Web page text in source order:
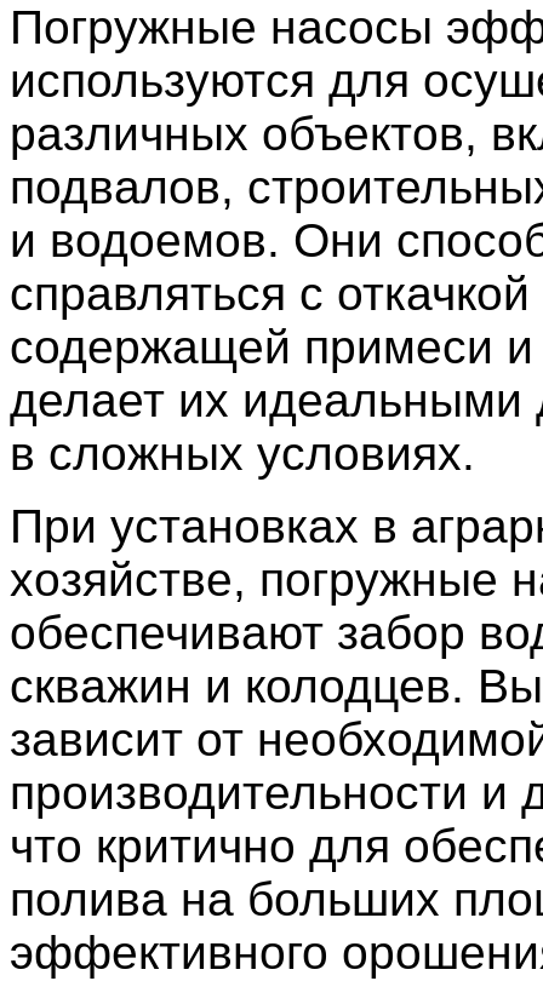
Погружные насосы
используются для
различных объектов,
подвалов,
и водоемов. Они
справляться с
содержащей примеси и
делает их идеальными
в сложных условиях.
При установках в
хозяйстве, погружные
обеспечивают забор
скважин и колодцев.
зависит от
производительности и
что критично для
полива на больших
эффективного